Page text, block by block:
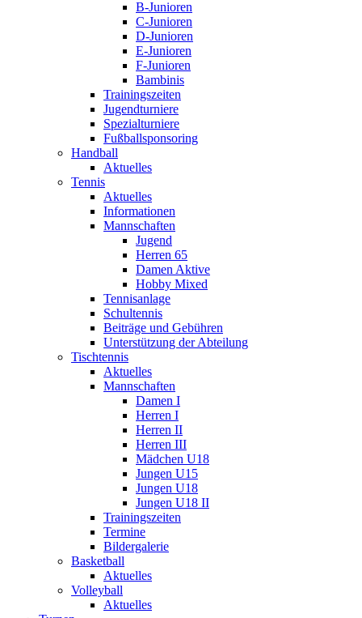
B-Junioren
C-Junioren
D-Junioren
E-Junioren
F-Junioren
Bambinis
Trainingszeiten
Jugendturniere
Spezialturniere
Fußballsponsoring
Handball
Aktuelles
Tennis
Aktuelles
Informationen
Mannschaften
Jugend
Herren 65
Damen Aktive
Hobby Mixed
Tennisanlage
Schultennis
Beiträge und Gebühren
Unterstützung der Abteilung
Tischtennis
Aktuelles
Mannschaften
Damen I
Herren I
Herren II
Herren III
Mädchen U18
Jungen U15
Jungen U18
Jungen U18 II
Trainingszeiten
Termine
Bildergalerie
Basketball
Aktuelles
Volleyball
Aktuelles